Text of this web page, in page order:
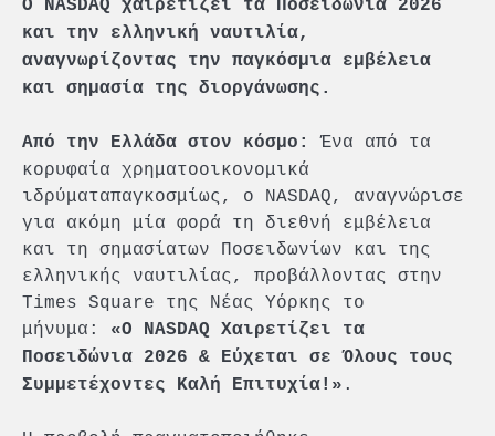
Ο NASDAQ
χαιρετίζει τα Ποσειδώνια 2026
και την ελληνική ναυτιλία,
αναγνωρίζοντας την παγκόσμια εμβέλεια
και σημασία της διοργάνωσης.
Από την Ελλάδα στον κόσμο:
Ένα από τα
κορυφαία χρηματοοικονομικά
ιδρύματαπαγκοσμίως, ο NASDAQ, αναγνώρισε
για ακόμη μία φορά τη διεθνή εμβέλεια
και τη σημασίατων Ποσειδωνίων και της
ελληνικής ναυτιλίας, προβάλλοντας στην
Times Square της Νέας Υόρκης το
μήνυμα: «Ο NASDAQ
Χαιρετίζει τα
Ποσειδώνια 2026 & Εύχεται σε Όλους τους
Συμμετέχοντες Καλή Επιτυχία!» .